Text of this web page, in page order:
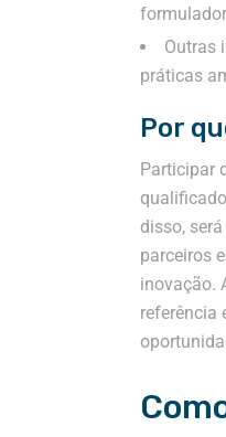
Outras
práticas
Por
Participar
disso,
parceiros
inovação.
referência